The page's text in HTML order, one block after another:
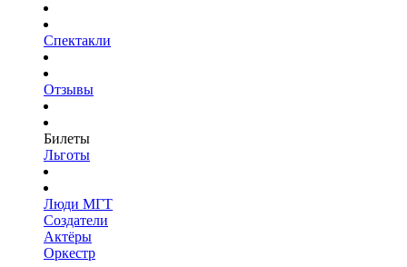
Спектакли
Отзывы
Билеты
Льготы
Люди МГТ
Создатели
Актёры
Оркестр